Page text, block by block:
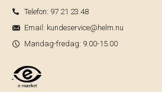
Telefon: 97 21 23 48
Email: kundeservice@helm.nu
Mandag-fredag: 9.00-15.00